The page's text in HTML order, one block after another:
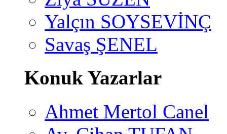
Yalçın SOYSEVİNÇ
Savaş ŞENEL
Konuk Yazarlar
Ahmet Mertol Canel